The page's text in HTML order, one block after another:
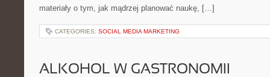
materiały o tym, jak mądrzej planować naukę, […]
CATEGORIES: SOCIAL MEDIA MARKETING
ALKOHOL W GASTRONOMII